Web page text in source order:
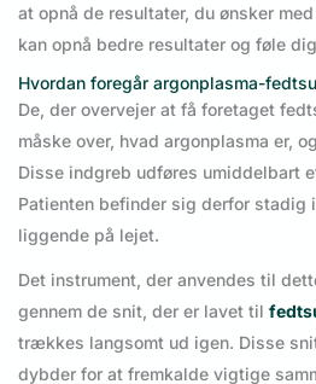
at opnå de resultater, du ønsker
kan opnå bedre resultater og føle
Hvordan foregår argonplasma-
De, der overvejer at få foretaget
måske over, hvad argonplasma er,
Disse indgreb udføres umiddelbart
Patienten befinder sig derfor stadig
liggende på lejet.
Det instrument, der anvendes til
gennem de snit, der er lavet til
trækkes langsomt ud igen. Disse
dybder for at fremkalde vigtige